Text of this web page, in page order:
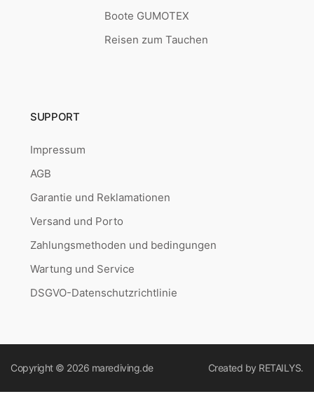
Boote GUMOTEX
Reisen zum Tauchen
SUPPORT
Impressum
AGB
Garantie und Reklamationen
Versand und Porto
Zahlungsmethoden und bedingungen
Wartung und Service
DSGVO-Datenschutzrichtlinie
Copyright © 2026 marediving.de Created by RETAILYS.